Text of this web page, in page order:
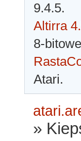
9.4.5.
Altirra
8-
Atari.
»